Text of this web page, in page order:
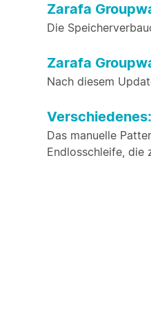
Zarafa
Die
Zarafa
Nach diesem
Das manuelle
Endlosschleife, die